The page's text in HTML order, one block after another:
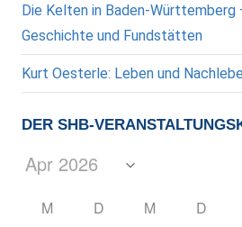
Die Kelten in Baden-Württemberg
Geschichte und Fundstätten
Kurt Oesterle: Leben und
DER SHB-
M D M D